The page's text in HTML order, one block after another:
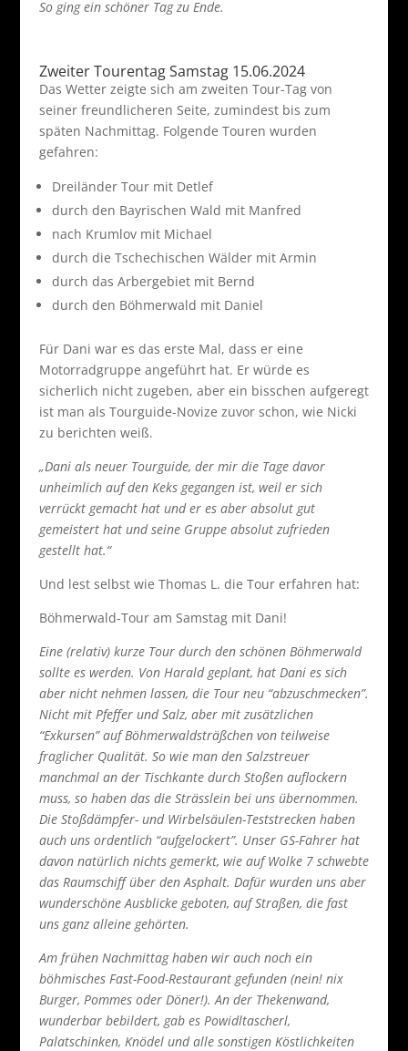
So ging ein schöner Tag zu Ende.
Zweiter Tourentag Samstag 15.06.2024
Das Wetter zeigte sich am zweiten Tour-Tag von
seiner freundlicheren Seite, zumindest bis zum
späten Nachmittag. Folgende Touren wurden
gefahren:
Dreiländer Tour mit Detlef
durch den Bayrischen Wald mit Manfred
nach Krumlov mit Michael
durch die Tschechischen Wälder mit Armin
durch das Arbergebiet mit Bernd
durch den Böhmerwald mit Daniel
Für Dani war es das erste Mal, dass er eine
Motorradgruppe angeführt hat. Er würde es
sicherlich nicht zugeben, aber ein bisschen aufgeregt
ist man als Tourguide-Novize zuvor schon, wie Nicki
zu berichten weiß.
„Dani als neuer Tourguide, der mir die Tage davor
unheimlich auf den Keks gegangen ist, weil er sich
verrückt gemacht hat und er es aber absolut gut
gemeistert hat und seine Gruppe absolut zufrieden
gestellt hat.“
Und lest selbst wie Thomas L. die Tour erfahren hat:
Böhmerwald-Tour am Samstag mit Dani!
Eine (relativ) kurze Tour durch den schönen Böhmerwald
sollte es werden. Von Harald geplant, hat Dani es sich
aber nicht nehmen lassen, die Tour neu “abzuschmecken”.
Nicht mit Pfeffer und Salz, aber mit zusätzlichen
“Exkursen” auf Böhmerwaldsträßchen von teilweise
fraglicher Qualität. So wie man den Salzstreuer
manchmal an der Tischkante durch Stoßen auflockern
muss, so haben das die Strässlein bei uns übernommen.
Die Stoßdämpfer- und Wirbelsäulen-Teststrecken haben
auch uns ordentlich “aufgelockert”. Unser GS-Fahrer hat
davon natürlich nichts gemerkt, wie auf Wolke 7 schwebte
das Raumschiff über den Asphalt. Dafür wurden uns aber
wunderschöne Ausblicke geboten, auf Straßen, die fast
uns ganz alleine gehörten.
Am frühen Nachmittag haben wir auch noch ein
böhmisches Fast-Food-Restaurant gefunden (nein! nix
Burger, Pommes oder Döner!). An der Thekenwand,
wunderbar bebildert, gab es Powidltascherl,
Palatschinken, Knödel und alle sonstigen Köstlichkeiten